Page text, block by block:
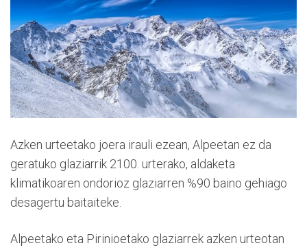
Azken urteetako joera irauli ezean, Alpeetan ez da
geratuko glaziarrik 2100. urterako, aldaketa
klimatikoaren ondorioz glaziarren %90 baino gehiago
desagertu baitaiteke.
Alpeetako eta Pirinioetako glaziarrek azken urteotan